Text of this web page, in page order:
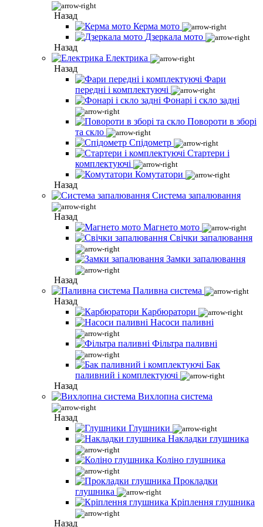
Назад
Керма мото
Дзеркала мото
Назад
Електрика
Назад
Фари
передні і комплектуючі
Фонарі і скло задні
Повороти в зборі
та скло
Спідометр
Стартери і
комплектуючі
Комутатори
Назад
Система запалювання
Назад
Магнето мото
Свічки запалювання
Замки запалювання
Назад
Паливна система
Назад
Карбюратори
Насоси паливні
Фільтра паливні
Бак
паливний і комплектуючі
Назад
Вихлопна система
Назад
Глушники
Накладки глушника
Коліно глушника
Прокладки
глушника
Кріплення глушника
Назад